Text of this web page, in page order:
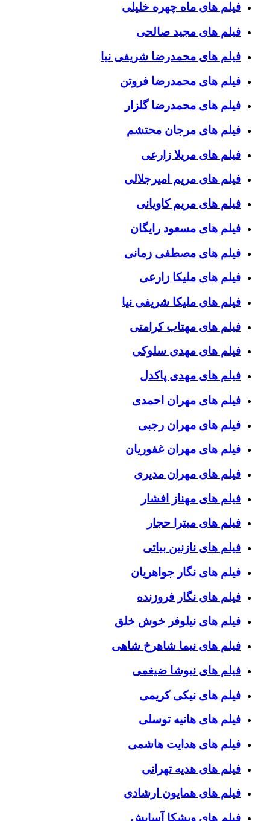
فیلم های ماه چهره خلیلی
فیلم های مجید صالحی
فیلم های محمدرضا شریفی نیا
فیلم های محمدرضا فروتن
فیلم های محمدرضا گلزار
فیلم های مرجان محتشم
فیلم های مریلا زارعی
فیلم های مریم امیرجلالی
فیلم های مریم کاویانی
فیلم های مسعود رایگان
فیلم های مصطفی زمانی
فیلم های ملیکا زارعی
فیلم های ملیکا شریفی نیا
فیلم های مهتاب کرامتی
فیلم های مهدی سلوکی
فیلم های مهدی پاکدل
فیلم های مهران احمدی
فیلم های مهران رجبی
فیلم های مهران غفوریان
فیلم های مهران مدیری
فیلم های مهناز افشار
فیلم های میترا حجار
فیلم های نازنین بیاتی
فیلم های نگار جواهریان
فیلم های نگار فروزنده
فیلم های نیلوفر خوش خلق
فیلم های نیما شاهرخ شاهی
فیلم های نیوشا ضیغمی
فیلم های نیکی کریمی
فیلم های هانیه توسلی
فیلم های هدایت هاشمی
فیلم های هدیه تهرانی
فیلم های همایون ارشادی
فیلم های ویشکا آسایش